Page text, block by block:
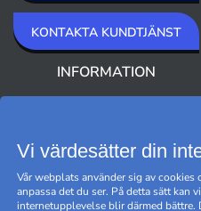
KONTAKTA KUNDTJÄNST
INFORMATION
Vi värdesätter din
Vår webplats använder sig av
anpassa det du ser. På detta sätt kan
internetupplevelse blir därmed bättre.